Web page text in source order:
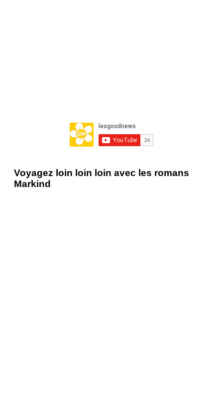
Voyagez loin loin loin avec les romans
Markind